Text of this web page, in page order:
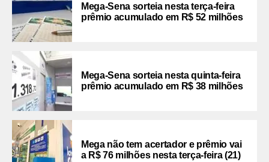
Mega-Sena sorteia nesta terça-feira
prêmio acumulado em R$ 52 milhões
Mega-Sena sorteia nesta quinta-feira
prêmio acumulado em R$ 38 milhões
Mega não tem acertador e prêmio vai
a R$ 76 milhões nesta terça-feira (21)